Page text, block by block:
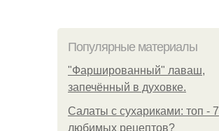
Популярные материалы
"Фаршированный" лаваш,
запечённый в духовке.
Салаты с сухариками: топ - 7
любимых рецептов?